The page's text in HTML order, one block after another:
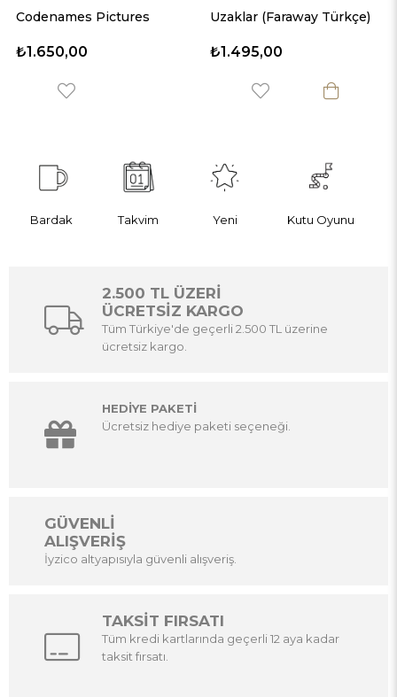
Uzaklar (Faraway Türkçe) Kale Kombo
Bardak Takvim Yeni Kutu Oyunu
2.500 TL ÜZERİ
ÜCRETSİZ KARGO
Tüm Türkiye'de geçerli 2.500 TL üzerine
ücretsiz kargo.
HEDİYE PAKETİ
Ücretsiz hediye paketi seçeneği.
GÜVENLİ
ALIŞVERİŞ
İyzico altyapısıyla güvenli alışveriş.
TAKSİT FIRSATI
Tüm kredi kartlarında geçerli 12 aya kadar
taksit fırsatı.